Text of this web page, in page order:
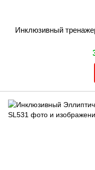
Инклюзивный